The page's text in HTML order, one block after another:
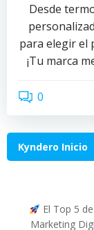
Desde
para elegir el
¡Tu marca
0
Kyndero Inicio
El Top 5
Marketing